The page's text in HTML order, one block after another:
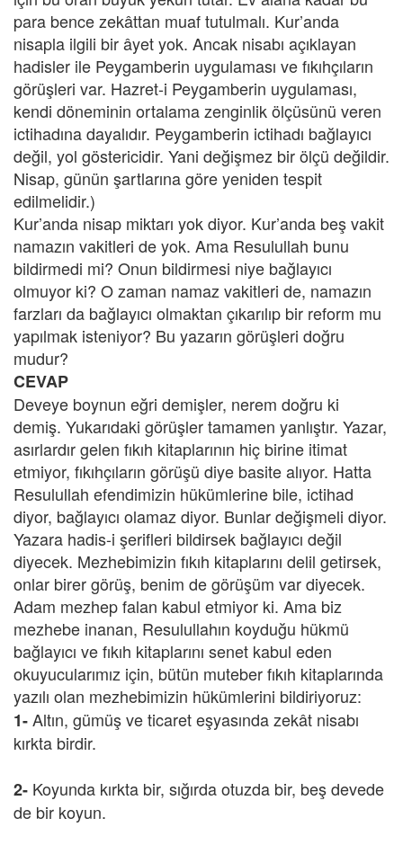
para bence zekâttan muaf tutulmalı. Kur’anda
nisapla ilgili bir âyet yok. Ancak nisabı açıklayan
hadisler ile Peygamberin uygulaması ve fıkıhçıların
görüşleri var. Hazret-i Peygamberin uygulaması,
kendi döneminin ortalama zenginlik ölçüsünü veren
ictihadına dayalıdır. Peygamberin ictihadı bağlayıcı
değil, yol göstericidir. Yani değişmez bir ölçü değildir.
Nisap, günün şartlarına göre yeniden tespit
edilmelidir.)
Kur’anda nisap miktarı yok diyor. Kur’anda beş vakit
namazın vakitleri de yok. Ama Resulullah bunu
bildirmedi mi? Onun bildirmesi niye bağlayıcı
olmuyor ki? O zaman namaz vakitleri de, namazın
farzları da bağlayıcı olmaktan çıkarılıp bir reform mu
yapılmak isteniyor? Bu yazarın görüşleri doğru
mudur?
CEVAP
Deveye boynun eğri demişler, nerem doğru ki
demiş. Yukarıdaki görüşler tamamen yanlıştır. Yazar,
asırlardır gelen fıkıh kitaplarının hiç birine itimat
etmiyor, fıkıhçıların görüşü diye basite alıyor. Hatta
Resulullah efendimizin hükümlerine bile, ictihad
diyor, bağlayıcı olamaz diyor. Bunlar değişmeli diyor.
Yazara hadis-i şerifleri bildirsek bağlayıcı değil
diyecek. Mezhebimizin fıkıh kitaplarını delil getirsek,
onlar birer görüş, benim de görüşüm var diyecek.
Adam mezhep falan kabul etmiyor ki. Ama biz
mezhebe inanan, Resulullahın koyduğu hükmü
bağlayıcı ve fıkıh kitaplarını senet kabul eden
okuyucularımız için, bütün muteber fıkıh kitaplarında
yazılı olan mezhebimizin hükümlerini bildiriyoruz:
1-Altın, gümüş ve ticaret eşyasında zekât nisabı
kırkta birdir.
2- Koyunda kırkta bir, sığırda otuzda bir, beş devede
de bir koyun.